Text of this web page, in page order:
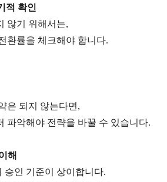
적 확인
않기 위해서는,
환률을 체크해야 합니다.
은 되지 않는다면,
파악해야 전략을 바꿀 수 있습니다.
해
승인 기준이 상이합니다.